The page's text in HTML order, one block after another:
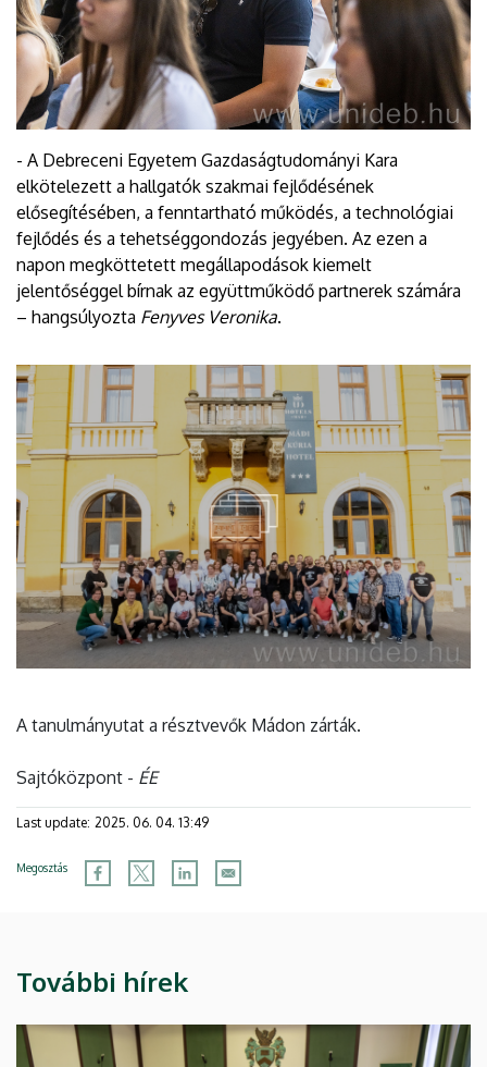
- A Debreceni Egyetem Gazdaságtudományi Kara
elkötelezett a hallgatók szakmai fejlődésének
elősegítésében, a fenntartható működés, a technológiai
fejlődés és a tehetséggondozás jegyében. Az ezen a
napon megköttetett megállapodások kiemelt
jelentőséggel bírnak az együttműködő partnerek számára
– hangsúlyozta Fenyves Veronika.
A tanulmányutat a résztvevők Mádon zárták.
Sajtóközpont - ÉE
Last update: 2025. 06. 04. 13:49
Megosztás
További hírek